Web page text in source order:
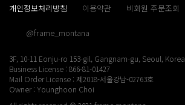
개인정보처리방침 이용약관 비회원 주문조회
@frame_montana
3F, 10-11 Eonju-ro 153-gil, Gangnam-gu, Seoul, Korea
Business License : 866-81-01427
Mail Order License : 제2018-서울강남-02763호
Owner : Younghoon Choi